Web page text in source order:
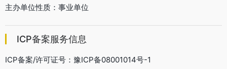
主办单位性质：事业单位
ICP备案服务信息
ICP备案/许可证号：豫ICP备08001014号-1